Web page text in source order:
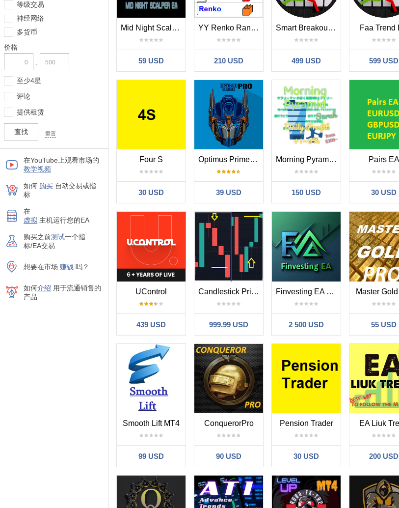
等级交易
神经网络
多货币
价格
-
至少4星
评论
提供租赁
重置
在YouTube上观看市场的
教学视频
如何 购买 自动交易或指
标
在
虚拟 主机运行您的EA
购买之前测试一个指
标/EA交易
想要在市场 赚钱 吗？
如何介绍 用于流通销售的
产品
Mid Night Scalper EA
59 USD
YY Renko Random Robot
210 USD
Smart Breakout EA
499 USD
Faa Trend
599 USD
Four S
30 USD
Optimus Prime PRO
39 USD
Morning Pyramiding EA
150 USD
Pairs EA
30 USD
UControl
439 USD
Candlestick Price Action with Risk to Reward
999.99 USD
Finvesting EA MT4
2 500 USD
Master
55 USD
Smooth Lift MT4
99 USD
ConquerorPro
90 USD
Pension Trader
30 USD
EA Liuk
200 USD